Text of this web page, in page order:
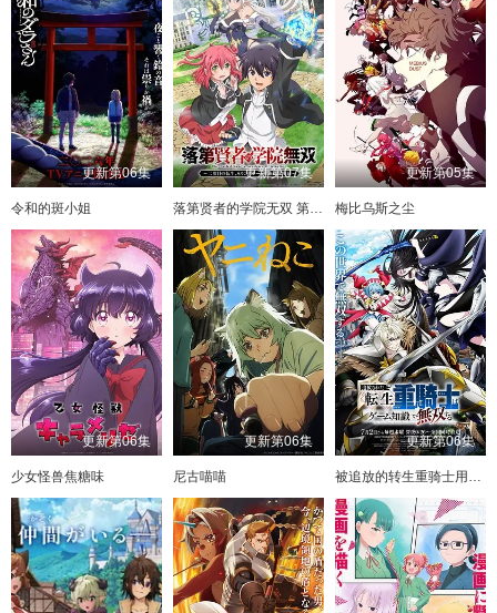
更新第06集
令和的斑小姐
更新第07集
落第贤者的学院无双 第二回转生，S等级作弊魔术师冒险记
更新第05集
梅比乌斯之尘
更新第06集
少女怪兽焦糖味
更新第06集
尼古喵喵
更新第06集
被追放的转生重骑士用游戏知识开无双